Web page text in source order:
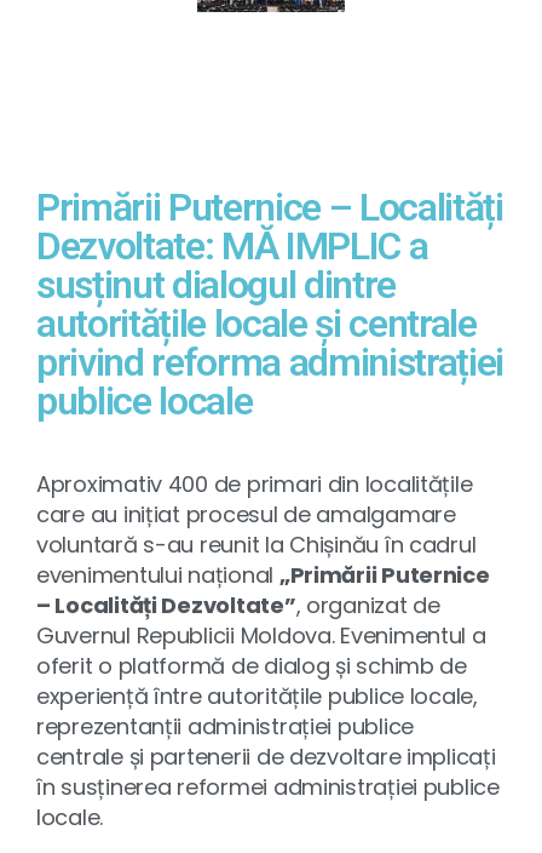
Primării Puternice – Localități
Dezvoltate: MĂ IMPLIC a
susținut dialogul dintre
autoritățile locale și centrale
privind reforma administrației
publice locale
Aproximativ 400 de primari din localitățile
care au inițiat procesul de amalgamare
voluntară s-au reunit la Chișinău în cadrul
evenimentului național „Primării Puternice
– Localități Dezvoltate”, organizat de
Guvernul Republicii Moldova. Evenimentul a
oferit o platformă de dialog și schimb de
experiență între autoritățile publice locale,
reprezentanții administrației publice
centrale și partenerii de dezvoltare implicați
în susținerea reformei administrației publice
locale.